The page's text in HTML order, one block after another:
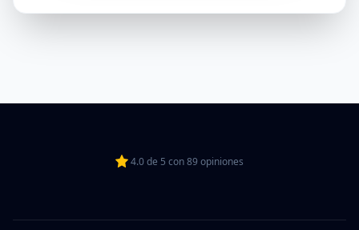
4.0de 5 con89 opiniones